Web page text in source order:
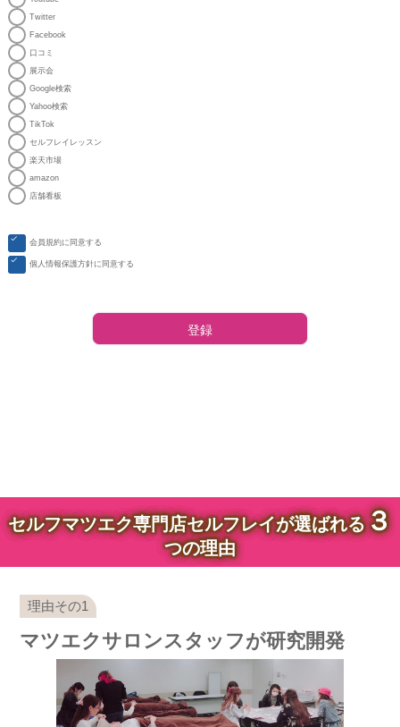
Twitter
Facebook
口コミ
展示会
Google検索
Yahoo検索
TikTok
セルフレイレッスン
楽天市場
amazon
店舗看板
会員規約に同意する
個人情報保護方針に同意する
登録
セルフマツエク専門店セルフレイが選ばれる３
つの理由
マツエクサロンスタッフが研究開発